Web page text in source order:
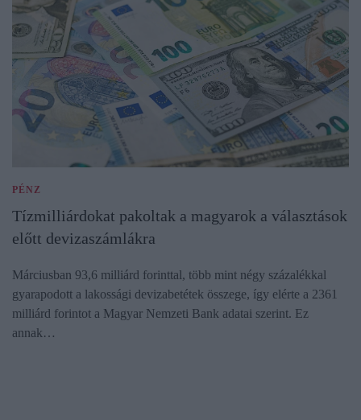
PÉNZ
Tízmilliárdokat pakoltak a magyarok a választások
előtt devizaszámlákra
Márciusban 93,6 milliárd forinttal, több mint négy százalékkal
gyarapodott a lakossági devizabetétek összege, így elérte a 2361
milliárd forintot a Magyar Nemzeti Bank adatai szerint. Ez
annak…